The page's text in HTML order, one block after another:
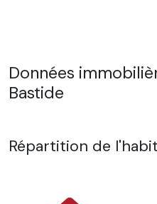
Données
Bastide
Répartition de